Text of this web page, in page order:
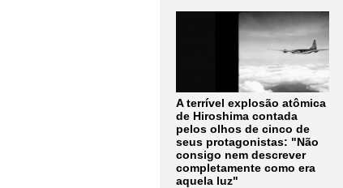
A terrível explosão atômica
de Hiroshima contada
pelos olhos de cinco de
seus protagonistas: "Não
consigo nem descrever
completamente como era
aquela luz"